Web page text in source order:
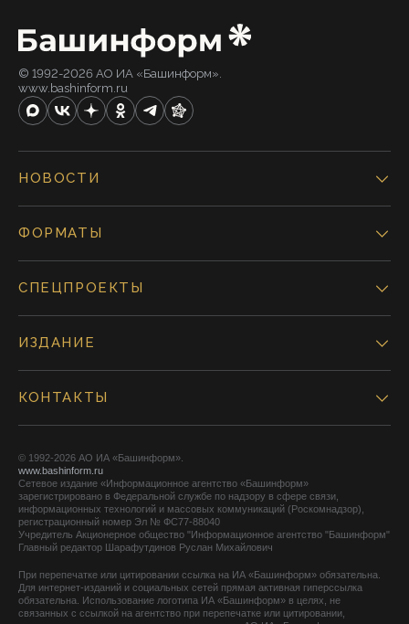
© 1992-2026 АО ИА «Башинформ».
www.bashinform.ru
НОВОСТИ
ФОРМАТЫ
СПЕЦПРОЕКТЫ
ИЗДАНИЕ
КОНТАКТЫ
© 1992-2026 АО ИА «Башинформ».
www.bashinform.ru
Сетевое издание «Информационное агентство «Башинформ»
зарегистрировано в Федеральной службе по надзору в сфере связи,
информационных технологий и массовых коммуникаций (Роскомнадзор),
регистрационный номер Эл № ФС77-88040
Учредитель Акционерное общество "Информационное агентство "Башинформ"
Главный редактор Шарафутдинов Руслан Михайлович
При перепечатке или цитировании ссылка на ИА «Башинформ» обязательна.
Для интернет-изданий и социальных сетей прямая активная гиперссылка
обязательна. Использование логотипа ИА «Башинформ» в целях, не
связанных с ссылкой на агентство при перепечатке или цитировании,